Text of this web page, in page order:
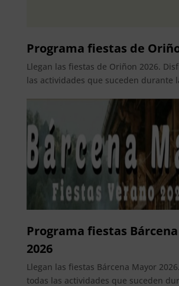
Programa fiestas de
Llegan las fiestas de Oriñon 2026.
las actividades que suceden durante
Programa fiestas
2026
Llegan las fiestas Bárcena Mayor
todas las actividades que suceden